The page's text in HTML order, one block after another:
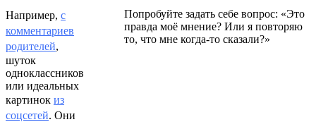
Например, с
комментариев
родителей,
шуток
одноклассников
или идеальных
картинок из
соцсетей. Они
Попробуйте задать себе вопрос: «Это
правда моё мнение? Или я повторяю
то, что мне когда-то сказали?»